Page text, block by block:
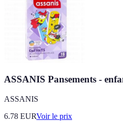
ASSANIS Pansements -
ASSANIS
6.78 EURVoir le prix